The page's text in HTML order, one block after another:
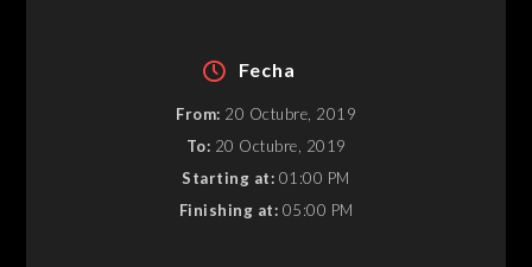
Fecha
From: 20 Octubre, 2019
To: 20 Octubre, 2019
Starting at: 01:00 PM
Finishing at: 05:00 PM